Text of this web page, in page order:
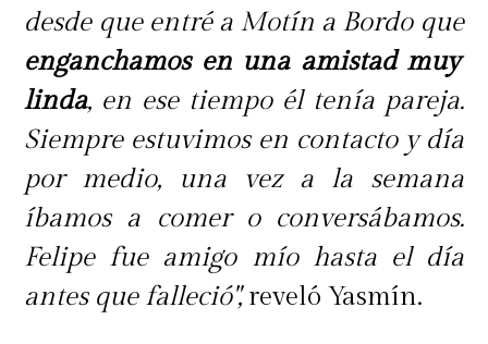
desde que entré a Motín a Bordo que
enganchamos en una amistad muy
linda, en ese tiempo él tenía pareja.
Siempre estuvimos en contacto y día
por medio, una vez a la semana
íbamos a comer o conversábamos.
Felipe fue amigo mío hasta el día
antes que falleció",reveló Yasmín.